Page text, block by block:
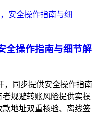
全操作指南与细节解
，同步提供安全操作指南
规避转账风险提供实操
地址双重核验、离线签